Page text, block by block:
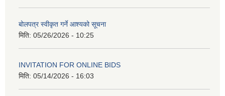
बोलपत्र स्वीकृत गर्ने आश्यको सूचना
मिति: 05/26/2026 - 10:25
INVITATION FOR ONLINE BIDS
मिति: 05/14/2026 - 16:03